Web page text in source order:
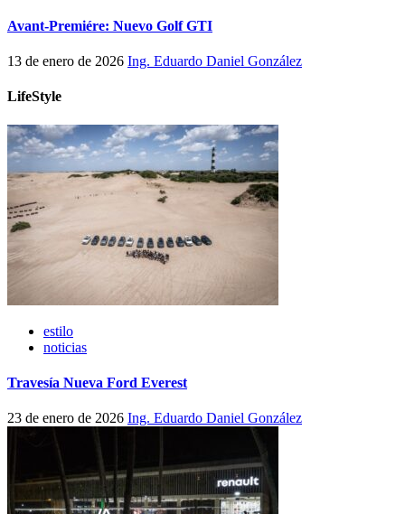
Avant-Premiére: Nuevo Golf GTI
13 de enero de 2026 Ing. Eduardo Daniel González
LifeStyle
estilo
noticias
Travesía Nueva Ford Everest
23 de enero de 2026 Ing. Eduardo Daniel González